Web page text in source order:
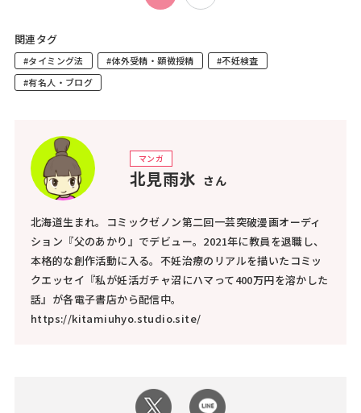
関連タグ
#タイミング法 #体外受精・顕微授精
#不妊検査
#有名人・ブログ
マンガ
北見雨氷 さん
北海道生まれ。コミックゼノン第二回一芸突破漫画オーディ
ション『父のあかり』でデビュー。2021年に教員を退職し、
本格的な創作活動に入る。不妊治療のリアルを描いたコミッ
クエッセイ『私が妊活ガチャ沼にハマって400万円を溶かした
話』が各電子書店から配信中。
https://kitamiuhyo.studio.site/